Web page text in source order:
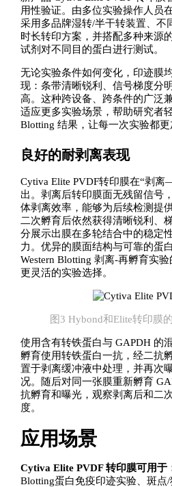
用性验证。由多位实验操作人员
采用多品牌湿转/半干转装置、不
时长转印方案，并搭配多种来源
试剂对不同目的蛋白进行测试。
无论实验条件如何变化，印迹膜
现：条带清晰锐利、信号梯度分
高。这种跨设备、跨条件的广泛
适应更多实验场景，帮助研究者
Blotting 结果，让每一次实验都更
良好的耐剥离表现
Cytiva Elite PVDF转印膜在“剥
出。剥离后转印膜面无残留信号
体剥离效率，能够为后续检测提
二次孵育后依然获得清晰锐利、
分展示出膜在多轮结合中的稳定
力。优异的膜面结构与可靠的蛋
Western Blotting 剥离-再孵育实
更灵活的实验选择。
图3 Hybond和Elite转印膜
使用含有转铁蛋白与 GAPDH 的
孵育使用转铁蛋白一抗，经二抗
置于剥离缓冲液中处理，并再次
况。随后对同一张膜重新孵育
抗孵育和曝光，观察剥离后和二
度。
应用场景
Cytiva Elite PVDF 转印膜可用于
Blotting蛋白免疫印迹实验、斑点